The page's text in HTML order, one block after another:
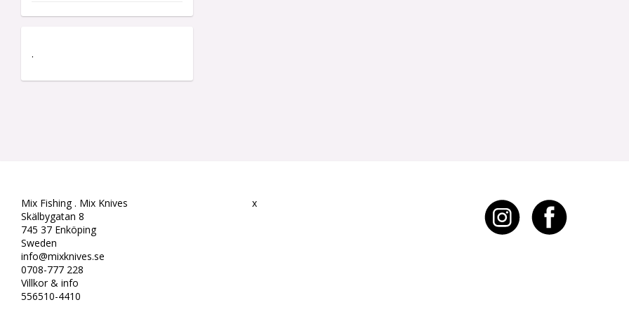
.
Mix Fishing . Mix Knives
Skälbygatan 8
745 37 Enköping
Sweden
info@mixknives.se
0708-777 228
Villkor & info
556510-4410
x